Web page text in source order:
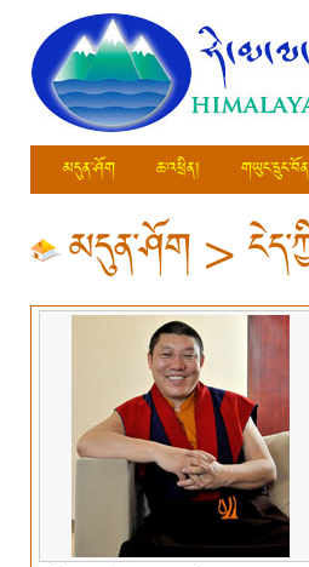
མདུན་ཤོག ཆ་འཕྲིན།
མདུན་ཤོག >